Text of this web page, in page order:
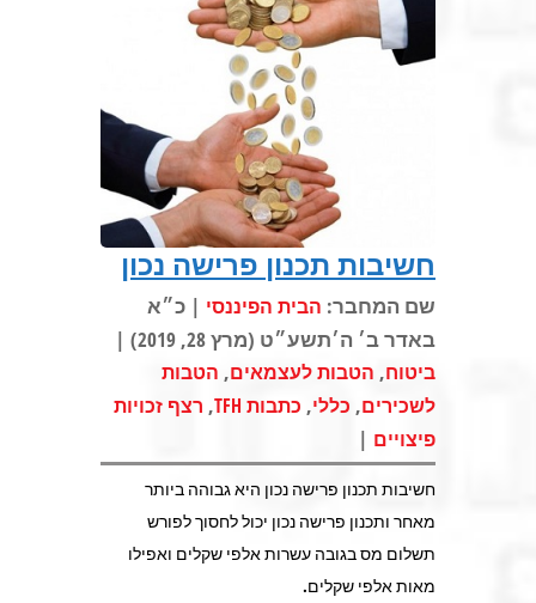
חשיבות תכנון פרישה נכון
שם המחבר: הבית הפיננסי | כ״א
באדר ב׳ ה׳תשע״ט (מרץ 28, 2019) |
ביטוח, הטבות לעצמאים, הטבות
לשכירים, כללי, כתבות TFH , רצף זכויות
פיצויים |
חשיבות תכנון פרישה נכון היא גבוהה ביותר
מאחר ותכנון פרישה נכון יכול לחסוך לפורש
תשלום מס בגובה עשרות אלפי שקלים ואפילו
מאות אלפי שקלים.